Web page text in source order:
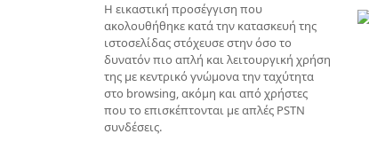
Η εικαστική προσέγγιση που
ακολουθήθηκε κατά την κατασκευή της
ιστοσελίδας στόχευσε στην όσο το
δυνατόν πιο απλή και λειτουργική χρήση
της με κεντρικό γνώμονα την ταχύτητα
στο browsing, ακόμη και από χρήστες
που το επισκέπτονται με απλές PSTN
συνδέσεις.